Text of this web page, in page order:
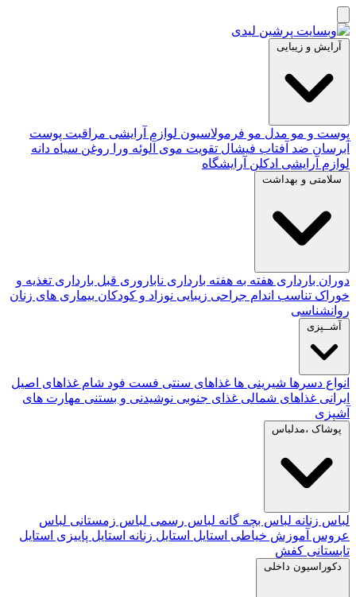
آرایش و زیبایی
پوست و مو مدل مو فرمولاسیون لوازم آرایشی مراقبت پوست
آبرسان ضد آفتاب فیشال تقویت موی آلوئه‌ ورا روغن سیاه دانه
لوازم آرایشی ادکلن آرایشگاه
سلامتی و بهداشت
دوران بارداری هفته به هفته بارداری ناباروری قبل بارداری تغذیه و
خوراک تناسب اندام جراحی زیبایی نوزاد و کودکان بیماری های زنان
روانشناسی
آشــپزی
انواع دسرها شیرینی ها غذاهای سنتی فست فود شام غذاهای اصیل
ایرانی غذاهای شمالی غذای جنوبی نوشیدنی و بستنی مهارت های
آشپزی
پوشاک ،مدلباس
لباس زنانه لباس بچه گانه لباس رسمی لباس زمستانی لباس
عروس آموزش خیاطی استایل استایل زنانه استایل پاییزی استایل
تابستانی کفش
دکوراسیون داخلی